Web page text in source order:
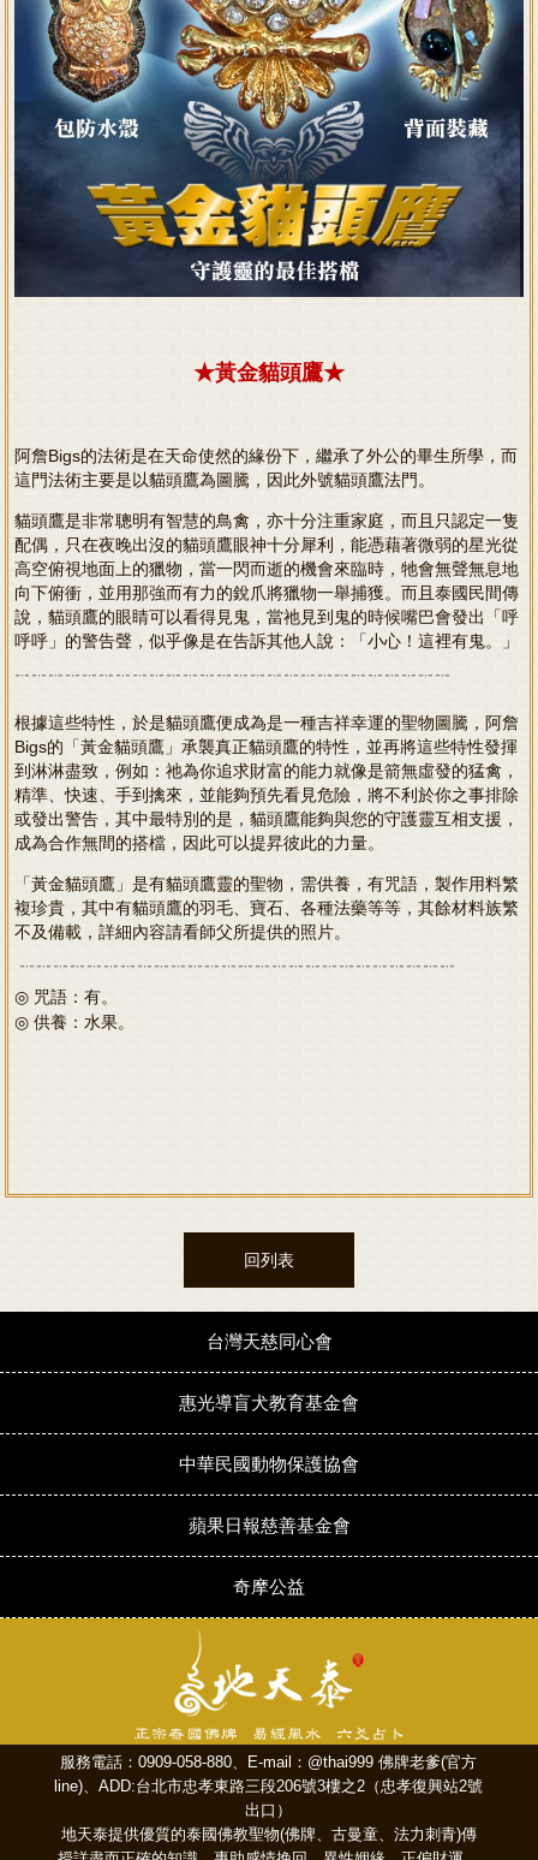
★黃金貓頭鷹★
阿詹Bigs的法術是在天命使然的緣份下，繼承了外公的畢生所學，而
這門法術主要是以貓頭鷹為圖騰，因此外號貓頭鷹法門。
貓頭鷹是非常聰明有智慧的鳥禽，亦十分注重家庭，而且只認定一隻
配偶，只在夜晚出沒的貓頭鷹眼神十分犀利，能憑藉著微弱的星光從
高空俯視地面上的獵物，當一閃而逝的機會來臨時，牠會無聲無息地
向下俯衝，並用那強而有力的銳爪將獵物一舉捕獲。而且泰國民間傳
說，貓頭鷹的眼睛可以看得見鬼，當祂見到鬼的時候嘴巴會發出「呼
呼呼」的警告聲，似乎像是在告訴其他人說：「小心！這裡有鬼。」
﹊﹊﹊﹊﹊﹊﹊﹊﹊﹊﹊﹊﹊﹊﹊﹊﹊﹊﹊﹊﹊﹊﹊﹊﹊﹊
根據這些特性，於是貓頭鷹便成為是一種吉祥幸運的聖物圖騰，阿詹
Bigs的「黃金貓頭鷹」承襲真正貓頭鷹的特性，並再將這些特性發揮
到淋淋盡致，例如：祂為你追求財富的能力就像是箭無虛發的猛禽，
精準、快速、手到擒來，並能夠預先看見危險，將不利於你之事排除
或發出警告，其中最特別的是，貓頭鷹能夠與您的守護靈互相支援，
成為合作無間的搭檔，因此可以提昇彼此的力量。
「黃金貓頭鷹」是有貓頭鷹靈的聖物，需供養，有咒語，製作用料繁
複珍貴，其中有貓頭鷹的羽毛、寶石、各種法藥等等，其餘材料族繁
不及備載，詳細內容請看師父所提供的照片。
﹊﹊﹊﹊﹊﹊﹊﹊﹊﹊﹊﹊﹊﹊﹊﹊﹊﹊﹊﹊﹊﹊﹊﹊﹊﹊
◎咒語：有。
◎供養：水果。
回列表
台灣天慈同心會
惠光導盲犬教育基金會
中華民國動物保護協會
蘋果日報慈善基金會
奇摩公益
服務電話：0909-058-880、E-mail：@thai999 佛牌老爹(官方
line)、ADD:台北市忠孝東路三段206號3樓之2（忠孝復興站2號
出口）
地天泰提供優質的泰國佛教聖物(佛牌、古曼童、法力刺青)傳